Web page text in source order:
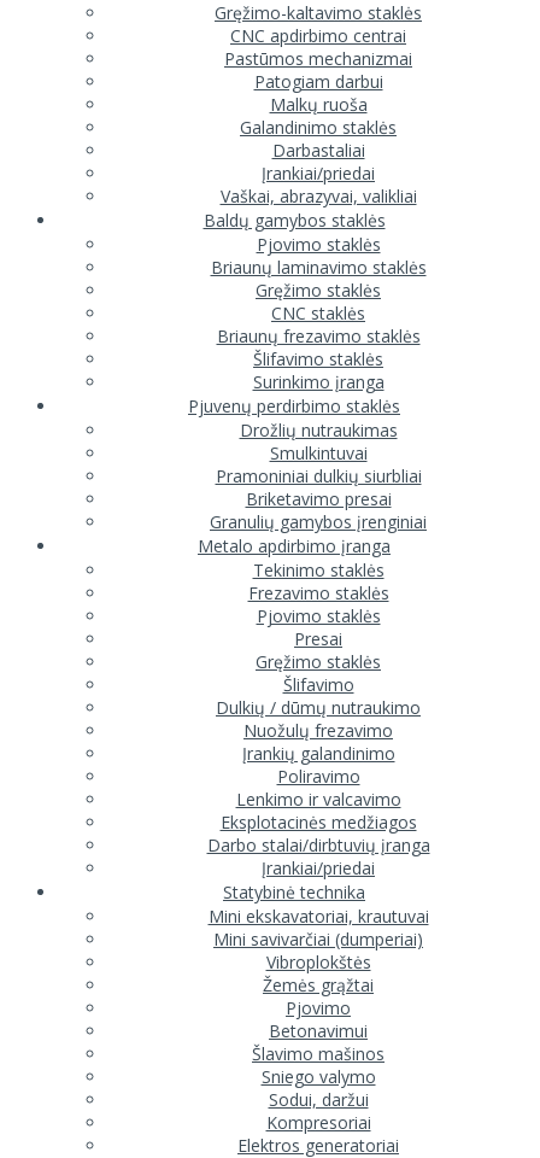
Gręžimo-kaltavimo staklės
CNC apdirbimo centrai
Pastūmos mechanizmai
Patogiam darbui
Malkų ruoša
Galandinimo staklės
Darbastaliai
Įrankiai/priedai
Vaškai, abrazyvai, valikliai
Baldų gamybos staklės
Pjovimo staklės
Briaunų laminavimo staklės
Gręžimo staklės
CNC staklės
Briaunų frezavimo staklės
Šlifavimo staklės
Surinkimo įranga
Pjuvenų perdirbimo staklės
Drožlių nutraukimas
Smulkintuvai
Pramoniniai dulkių siurbliai
Briketavimo presai
Granulių gamybos įrenginiai
Metalo apdirbimo įranga
Tekinimo staklės
Frezavimo staklės
Pjovimo staklės
Presai
Gręžimo staklės
Šlifavimo
Dulkių / dūmų nutraukimo
Nuožulų frezavimo
Įrankių galandinimo
Poliravimo
Lenkimo ir valcavimo
Eksplotacinės medžiagos
Darbo stalai/dirbtuvių įranga
Įrankiai/priedai
Statybinė technika
Mini ekskavatoriai, krautuvai
Mini savivarčiai (dumperiai)
Vibroplokštės
Žemės grąžtai
Pjovimo
Betonavimui
Šlavimo mašinos
Sniego valymo
Sodui, daržui
Kompresoriai
Elektros generatoriai